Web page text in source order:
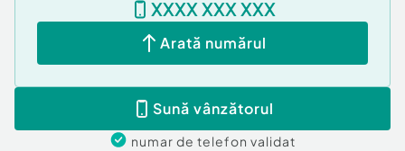
XXXX XXX XXX
Arată numărul
Sună vânzătorul
numar de telefon validat